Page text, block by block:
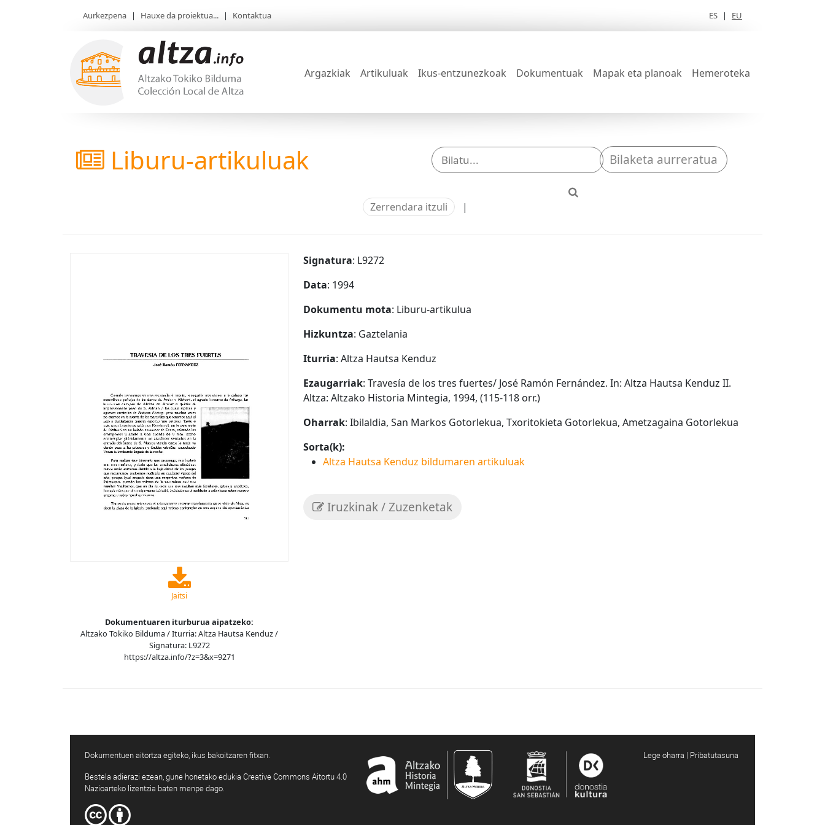
Aurkezpena | Hauxe da proiektua... | Kontaktua ES | EU
Argazkiak Artikuluak Ikus-entzunezkoak Dokumentuak Mapak eta planoak Hemeroteka
Liburu-artikuluak Bilaketa aurreratua
Zerrendara itzuli |
Jaitsi
Dokumentuaren iturburua aipatzeko:
Altzako Tokiko Bilduma / Iturria: Altza Hautsa Kenduz /
Signatura: L9272
https://altza.info/?z=3&x=9271
Signatura: L9272
Data: 1994
Dokumentu mota: Liburu-artikulua
Hizkuntza: Gaztelania
Iturria: Altza Hautsa Kenduz
Ezaugarriak: Travesía de los tres fuertes/ José Ramón Fernández. In: Altza Hautsa Kenduz II.
Altza: Altzako Historia Mintegia, 1994, (115-118 orr.)
Oharrak: Ibilaldia, San Markos Gotorlekua, Txoritokieta Gotorlekua, Ametzagaina Gotorlekua
Sorta(k):
Altza Hautsa Kenduz bildumaren artikuluak
Iruzkinak / Zuzenketak
Dokumentuen aitortza egiteko, ikus bakoitzaren fitxan.
Bestela adierazi ezean, gune honetako edukia Creative Commons Aitortu 4.0
Nazioarteko lizentzia baten menpe dago.
Lege oharra | Pribatutasuna